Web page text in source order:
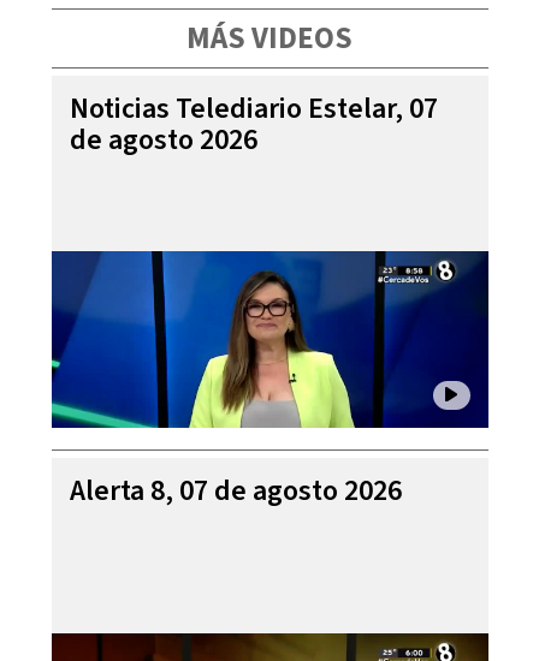
MÁS VIDEOS
Noticias Telediario Estelar, 07
de agosto 2026
Alerta 8, 07 de agosto 2026